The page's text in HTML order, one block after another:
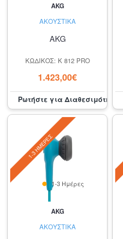
AKG
ΑΚΟΥΣΤΙΚΆ
AKG
ΚΩΔΙΚΌΣ: K 812 PRO
1.423,00€
Ρωτήστε για Διαθεσιμότητα
1-3 ΗΜΈΡΕΣ
AKG
ΑΚΟΥΣΤΙΚΆ
1-3 Ημέρες